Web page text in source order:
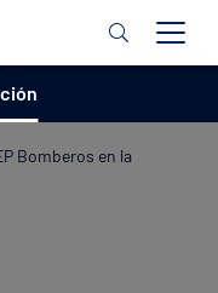
Bomberos en la